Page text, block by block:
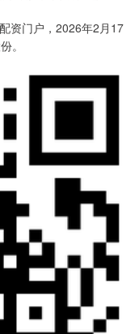
资门户，2026年2月17
。